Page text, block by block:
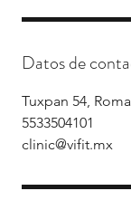
Datos de
Tuxpan 54,
5533504101
clinic@vifit.mx